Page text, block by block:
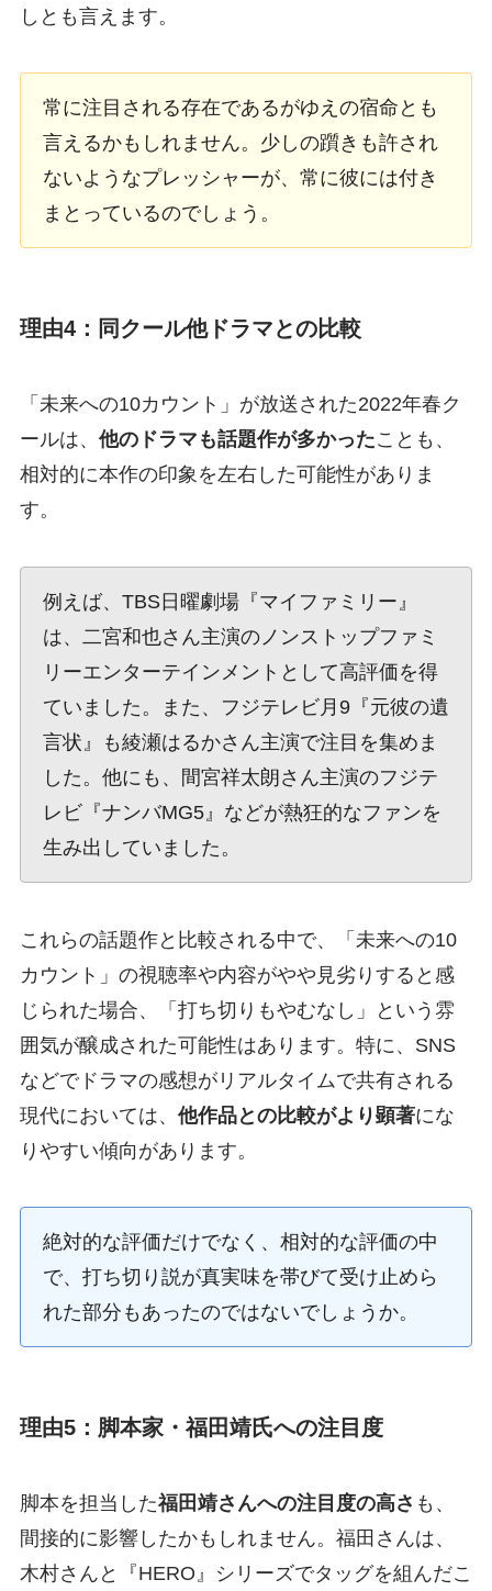
しとも言えます。
常に注目される存在であるがゆえの宿命とも
言えるかもしれません。少しの躓きも許され
ないようなプレッシャーが、常に彼には付き
まとっているのでしょう。
理由4：同クール他ドラマとの比較
「未来への10カウント」が放送された2022年春ク
ールは、 他のドラマも話題作が多かったことも、
相対的に本作の印象を左右した可能性がありま
す。
例えば、TBS日曜劇場『マイファミリー』
は、二宮和也さん主演のノンストップファミ
リーエンターテインメントとして高評価を得
ていました。また、フジテレビ月9『元彼の遺
言状』も綾瀬はるかさん主演で注目を集めま
した。他にも、間宮祥太朗さん主演のフジテ
レビ『ナンバMG5』などが熱狂的なファンを
生み出していました。
これらの話題作と比較される中で、「未来への10
カウント」の視聴率や内容がやや見劣りすると感
じられた場合、「打ち切りもやむなし」という雰
囲気が醸成された可能性はあります。特に、SNS
などでドラマの感想がリアルタイムで共有される
現代においては、 他作品との比較がより顕著にな
りやすい傾向があります。
絶対的な評価だけでなく、相対的な評価の中
で、打ち切り説が真実味を帯びて受け止めら
れた部分もあったのではないでしょうか。
理由5：脚本家・福田靖氏への注目度
脚本を担当した福田靖さんへの注目度の高さ も、
間接的に影響したかもしれません。福田さんは、
木村さんと『HERO』シリーズでタッグを組んだこ